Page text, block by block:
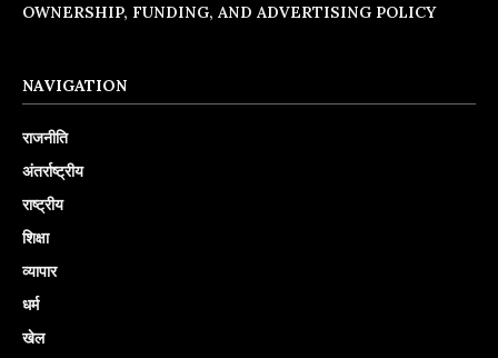
OWNERSHIP, FUNDING, AND ADVERTISING POLICY
NAVIGATION
राजनीति
अंतर्राष्ट्रीय
राष्ट्रीय
शिक्षा
व्यापार
धर्म
खेल